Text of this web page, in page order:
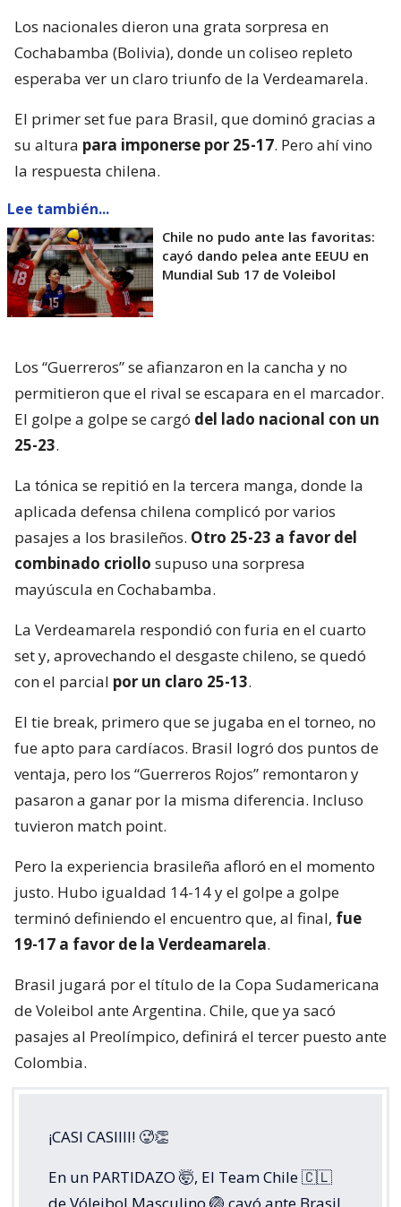
Los nacionales dieron una grata sorpresa en
Cochabamba (Bolivia), donde un coliseo repleto
esperaba ver un claro triunfo de la Verdeamarela.
El primer set fue para Brasil, que dominó gracias a
su altura para imponerse por 25-17. Pero ahí vino
la respuesta chilena.
Lee también...
Chile no pudo ante las favoritas:
cayó dando pelea ante EEUU en
Mundial Sub 17 de Voleibol
Los “Guerreros” se afianzaron en la cancha y no
permitieron que el rival se escapara en el marcador.
El golpe a golpe se cargó del lado nacional con un
25-23.
La tónica se repitió en la tercera manga, donde la
aplicada defensa chilena complicó por varios
pasajes a los brasileños. Otro 25-23 a favor del
combinado criollo supuso una sorpresa
mayúscula en Cochabamba.
La Verdeamarela respondió con furia en el cuarto
set y, aprovechando el desgaste chileno, se quedó
con el parcial por un claro 25-13.
El tie break, primero que se jugaba en el torneo, no
fue apto para cardíacos. Brasil logró dos puntos de
ventaja, pero los “Guerreros Rojos” remontaron y
pasaron a ganar por la misma diferencia. Incluso
tuvieron match point.
Pero la experiencia brasileña afloró en el momento
justo. Hubo igualdad 14-14 y el golpe a golpe
terminó definiendo el encuentro que, al final, fue
19-17 a favor de la Verdeamarela.
Brasil jugará por el título de la Copa Sudamericana
de Voleibol ante Argentina. Chile, que ya sacó
pasajes al Preolímpico, definirá el tercer puesto ante
Colombia.
¡CASI CASIIII! 🥵👏
En un PARTIDAZO 🤯, El Team Chile 🇨🇱